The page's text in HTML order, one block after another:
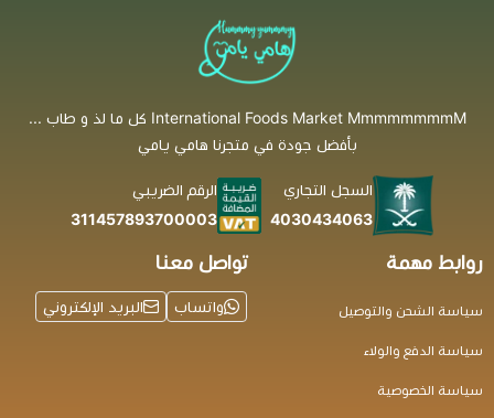
International Foods Market MmmmmmmmM كل ما لذ و طاب ...
بأفضل جودة في متجرنا هامي يامي
السجل التجاري
4030434063
الرقم الضريبي
311457893700003
روابط مهمة
سياسة الشحن والتوصيل
سياسة الدفع والولاء
سياسة الخصوصية
تواصل معنا
واتساب البريد الإلكتروني